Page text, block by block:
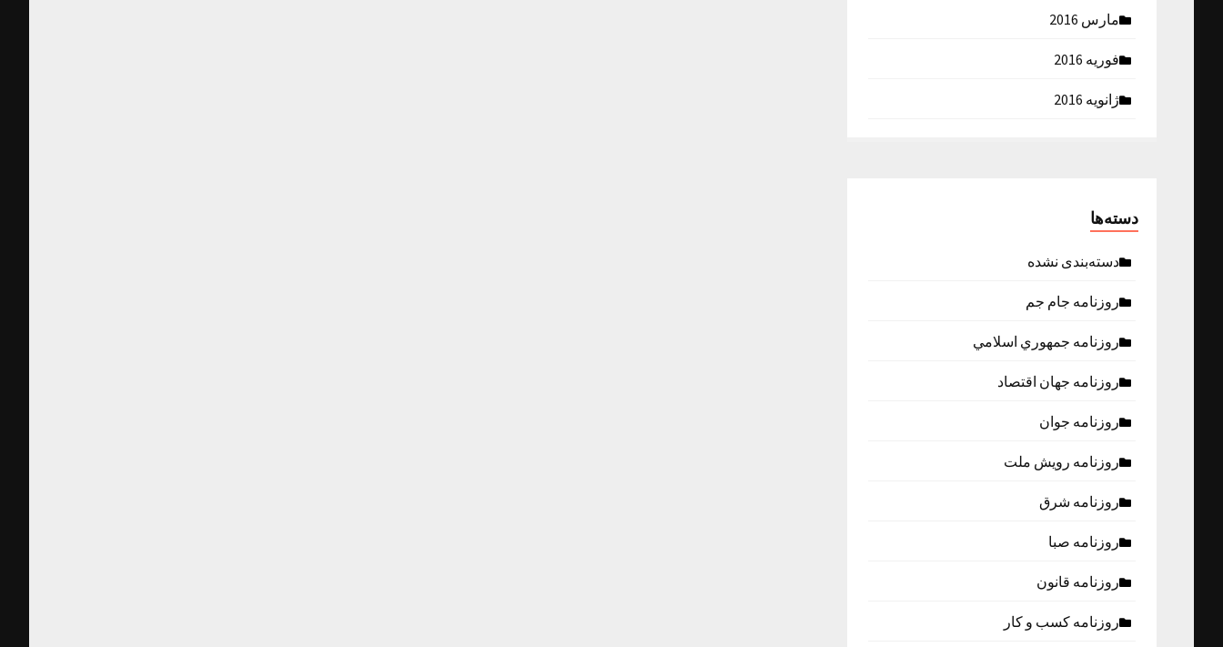
مارس 2016
فوریه 2016
ژانویه 2016
دسته‌ها
دسته‌بندی نشده
روزنامه جام جم
روزنامه جمهوري اسلامي
روزنامه جهان اقتصاد
روزنامه جوان
روزنامه رویش ملت
روزنامه شرق
روزنامه صبا
روزنامه قانون
روزنامه كسب و كار